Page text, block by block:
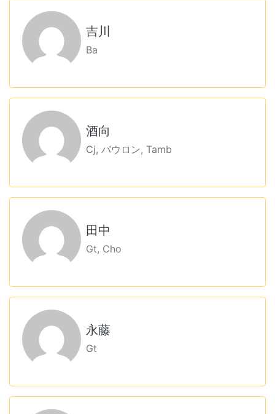
吉川
Ba
酒向
Cj, バウロン, Tamb
田中
Gt, Cho
永藤
Gt